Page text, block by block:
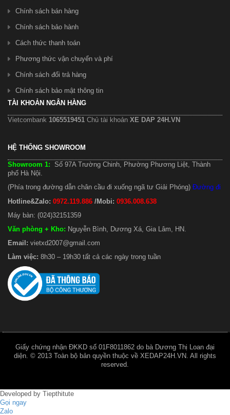
Chính sách bán hàng
Chính sách bảo hành
Cách thức thanh toán
Phương thức vận chuyển và phí
Chính sách đổi trả hàng
Chính sách bảo mật thông tin
TÀI KHOẢN NGÂN HÀNG
Vietcombank 1065519451 Chủ tài khoản XE DAP 24H.VN
HỆ THỐNG SHOWROOM
Showroom 1: Số 97A Trường Chinh, Phường Phương Liệt, Thành
phố Hà Nội.
(Phía trong đường dẫn chân cầu đi xuống ngã tư Giải Phóng) Đường đi
Hotline&Zalo: 0972.119.886 /Mobi: 0936.008.638
Máy bàn: (024)32151359
Văn phòng + Kho: Nguyễn Bình, Dương Xá, Gia Lâm, HN.
Email: vietxd2007@gmail.com
Làm việc: 8h30 – 19h30 tất cả các ngày trong tuần
Giấy chứng nhận ĐKKD số 01F8011862 do bà Dương Thị Loan đại
diện. © 2013 Toàn bộ bản quyền thuộc về XEDAP24H.VN. All rights
reserved.
Developed by Tiepthitute
Gọi ngay
Zalo